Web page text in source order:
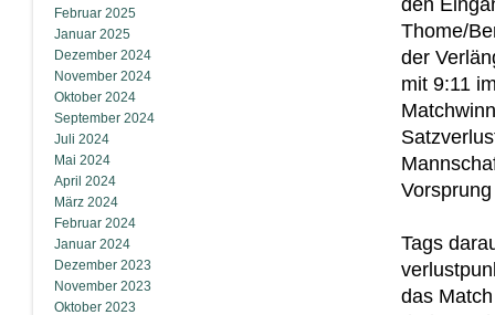
Februar 2025
Januar 2025
Dezember 2024
November 2024
Oktober 2024
September 2024
Juli 2024
Mai 2024
April 2024
März 2024
Februar 2024
Januar 2024
Dezember 2023
November 2023
Oktober 2023
den
Thome/
der
mit 9:11
Tags
das